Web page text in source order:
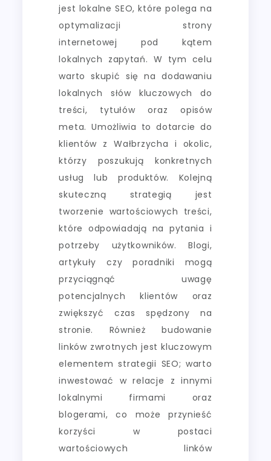
jest lokalne SEO, które polega na
optymalizacji strony
internetowej pod kątem
lokalnych zapytań. W tym celu
warto skupić się na dodawaniu
lokalnych słów kluczowych do
treści, tytułów oraz opisów
meta. Umożliwia to dotarcie do
klientów z Wałbrzycha i okolic,
którzy poszukują konkretnych
usług lub produktów. Kolejną
skuteczną strategią jest
tworzenie wartościowych treści,
które odpowiadają na pytania i
potrzeby użytkowników. Blogi,
artykuły czy poradniki mogą
przyciągnąć uwagę
potencjalnych klientów oraz
zwiększyć czas spędzony na
stronie. Również budowanie
linków zwrotnych jest kluczowym
elementem strategii SEO; warto
inwestować w relacje z innymi
lokalnymi firmami oraz
blogerami, co może przynieść
korzyści w postaci
wartościowych linków